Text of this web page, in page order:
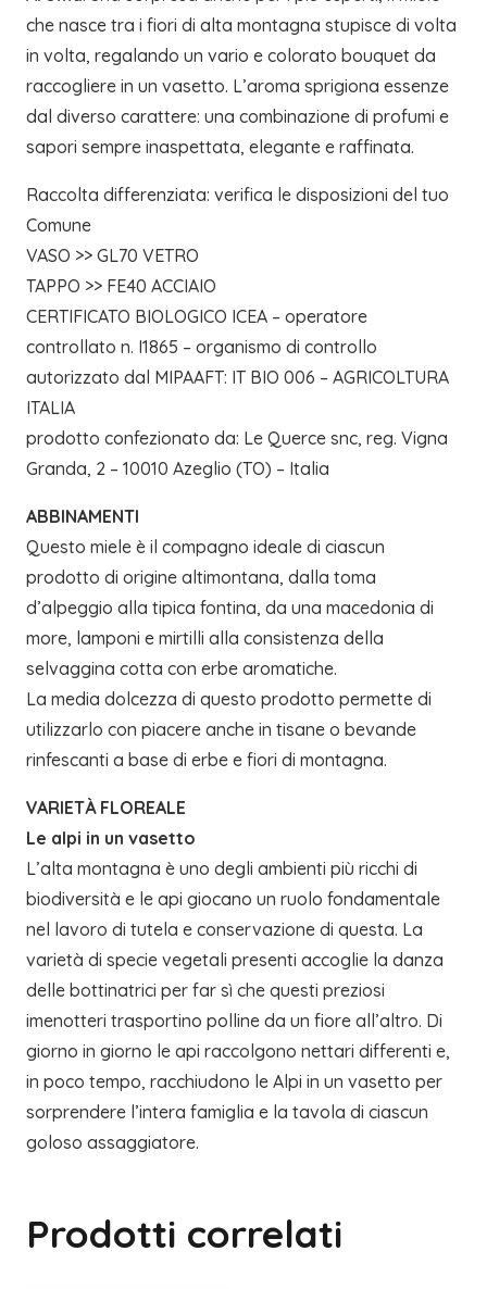
che nasce tra i fiori di alta montagna stupisce di volta
in volta, regalando un vario e colorato bouquet da
raccogliere in un vasetto. L’aroma sprigiona essenze
dal diverso carattere: una combinazione di profumi e
sapori sempre inaspettata, elegante e raffinata.
Raccolta differenziata: verifica le disposizioni del tuo
Comune
VASO >> GL70 VETRO
TAPPO >> FE40 ACCIAIO
CERTIFICATO BIOLOGICO ICEA – operatore
controllato n. I1865 – organismo di controllo
autorizzato dal MIPAAFT: IT BIO 006 – AGRICOLTURA
ITALIA
prodotto confezionato da: Le Querce snc, reg. Vigna
Granda, 2 – 10010 Azeglio (TO) – Italia
ABBINAMENTI
Questo miele è il compagno ideale di ciascun
prodotto di origine altimontana, dalla toma
d’alpeggio alla tipica fontina, da una macedonia di
more, lamponi e mirtilli alla consistenza della
selvaggina cotta con erbe aromatiche.
La media dolcezza di questo prodotto permette di
utilizzarlo con piacere anche in tisane o bevande
rinfescanti a base di erbe e fiori di montagna.
VARIETÀ FLOREALE
Le alpi in un vasetto
L’alta montagna è uno degli ambienti più ricchi di
biodiversità e le api giocano un ruolo fondamentale
nel lavoro di tutela e conservazione di questa. La
varietà di specie vegetali presenti accoglie la danza
delle bottinatrici per far sì che questi preziosi
imenotteri trasportino polline da un fiore all’altro. Di
giorno in giorno le api raccolgono nettari differenti e,
in poco tempo, racchiudono le Alpi in un vasetto per
sorprendere l’intera famiglia e la tavola di ciascun
goloso assaggiatore.
Prodotti correlati